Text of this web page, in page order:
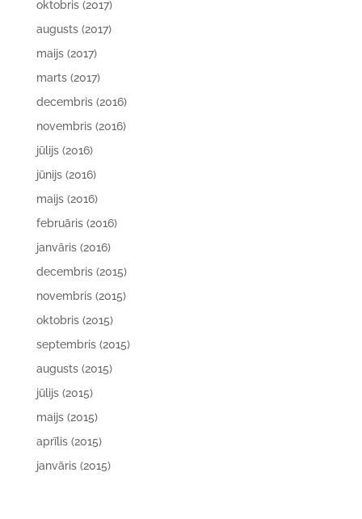
oktobris (2017)
augusts (2017)
maijs (2017)
marts (2017)
decembris (2016)
novembris (2016)
jūlijs (2016)
jūnijs (2016)
maijs (2016)
februāris (2016)
janvāris (2016)
decembris (2015)
novembris (2015)
oktobris (2015)
septembris (2015)
augusts (2015)
jūlijs (2015)
maijs (2015)
aprīlis (2015)
janvāris (2015)